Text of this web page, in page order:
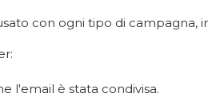
con ogni tipo di campagna,
l'email è stata condivisa.